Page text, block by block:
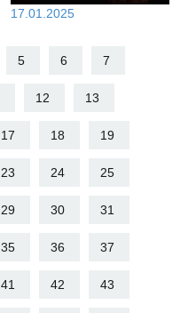
17.01.2025
5 6 7
12 13
17 18 19
23 24 25
29 30 31
35 36 37
41 42 43